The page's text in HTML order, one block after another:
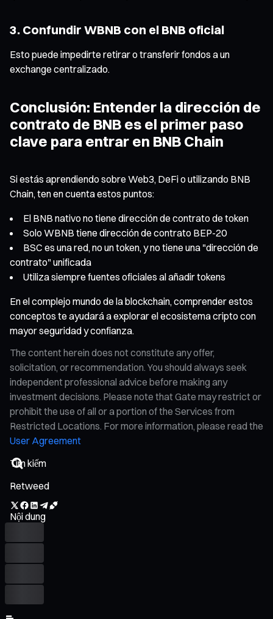
3. Confundir WBNB con el BNB oficial
Esto puede impedirte retirar o transferir fondos a un
exchange centralizado.
Conclusión: Entender la dirección de
contrato de BNB es el primer paso
clave para entrar en BNB Chain
Si estás aprendiendo sobre Web3, DeFi o utilizando BNB
Chain, ten en cuenta estos puntos:
El BNB nativo no tiene dirección de contrato de token
Solo WBNB tiene dirección de contrato BEP-20
BSC es una red, no un token, y no tiene una "dirección de
contrato" unificada
Utiliza siempre fuentes oficiales al añadir tokens
En el complejo mundo de la blockchain, comprender estos
conceptos te ayudará a explorar el ecosistema cripto con
mayor seguridad y confianza.
The content herein does not constitute any offer,
solicitation, or recommendation. You should always seek
independent professional advice before making any
investment decisions. Please note that Gate may restrict or
prohibit the use of all or a portion of the Services from
Restricted Locations. For more information, please read the
User Agreement
Retweed
Nội dung